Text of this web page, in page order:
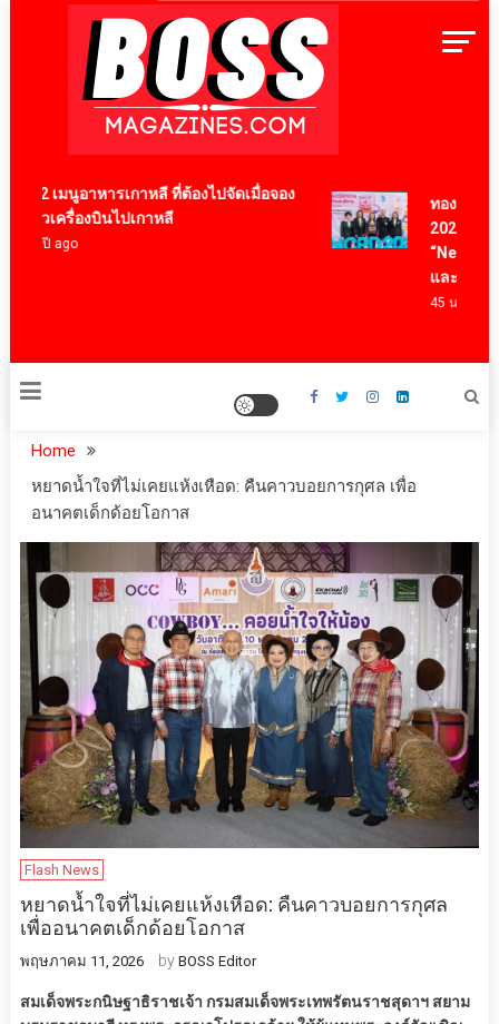
BossMagazinesThailand
12 เมนูอาหารเกาหลี ที่ต้องไปจัดเมื่อจอง
ตั๋วเครื่องบินไปเกาหลี
4 ปี ago
ทองก้อนใหญ่
2026 นำนวัต
และคนพิการ
45 นาที ago
Home
หยาดน้ำใจที่ไม่เคยแห้งเหือด: คืนคาวบอยการกุศล เพื่อ
อนาคตเด็กด้อยโอกาส
Flash News
หยาดน้ำใจที่ไม่เคยแห้งเหือด: คืนคาวบอยการกุศล
เพื่ออนาคตเด็กด้อยโอกาส
พฤษภาคม 11, 2026 by BOSS Editor
สมเด็จพระกนิษฐาธิราชเจ้า กรมสมเด็จพระเทพรัตนราชสุดาฯ สยาม